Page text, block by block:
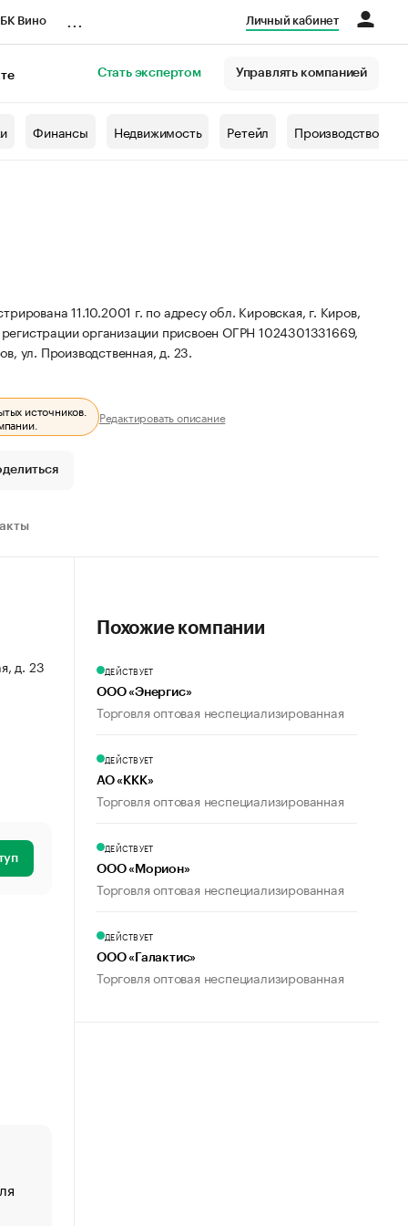
Вино Личный кабинет
Стать экспертом Управлять компанией
Финансы Недвижимость Ретейл Производство
11.10.2001 г. по адресу обл. Кировская, г. Киров,
организации присвоен ОГРН 1024301331669,
ул. Производственная, д. 23.
источников. Редактировать описание
д. 23
Похожие компании
ДЕЙСТВУЕТ
ООО «Энергис»
Торговля оптовая неспециализированная
ДЕЙСТВУЕТ
АО «ККК»
Торговля оптовая неспециализированная
ДЕЙСТВУЕТ
ООО «Морион»
Торговля оптовая неспециализированная
ДЕЙСТВУЕТ
ООО «Галактис»
Торговля оптовая неспециализированная